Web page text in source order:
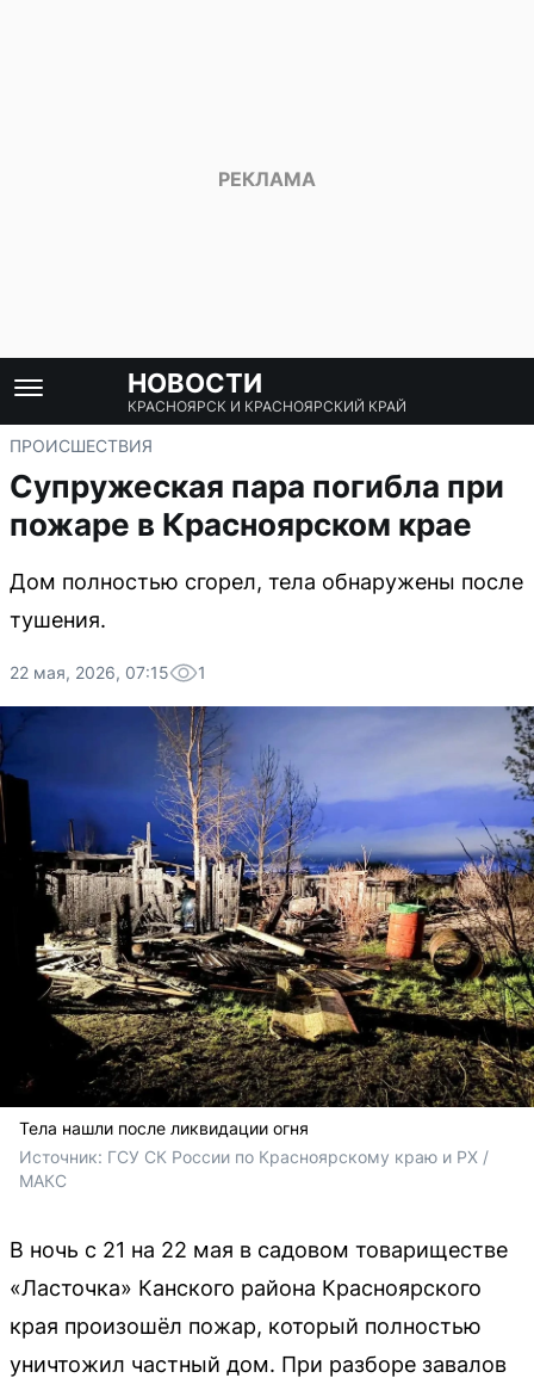
НОВОСТИ
КРАСНОЯРСК И КРАСНОЯРСКИЙ КРАЙ
ПРОИСШЕСТВИЯ
Супружеская пара погибла при
пожаре в Красноярском крае
Дом полностью сгорел, тела обнаружены после
тушения.
22 мая, 2026, 07:15 1
Тела нашли после ликвидации огня
Источник: ГСУ СК России по Красноярскому краю и РХ /
МАКС
В ночь с 21 на 22 мая в садовом товариществе
«Ласточка» Канского района Красноярского
края произошёл пожар, который полностью
уничтожил частный дом. При разборе завалов